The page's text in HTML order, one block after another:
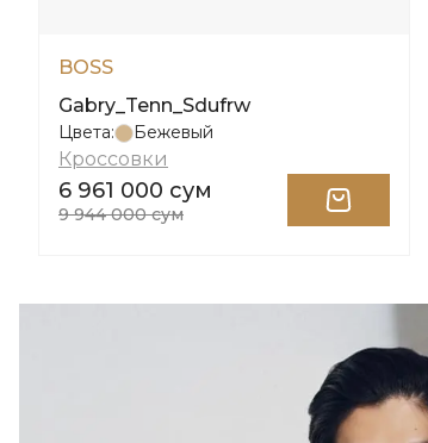
BOSS
Gabry_Tenn_Sdufrw
Цвета: Бежевый
Кроссовки
6 961 000 сум
9 944 000 сум